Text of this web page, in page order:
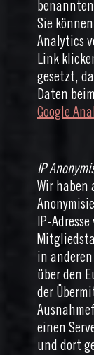
Sie
Analytics
Link
gesetzt,
Daten
Google
IP
Wir haben
IP-
in
über den
der
einen
und dort